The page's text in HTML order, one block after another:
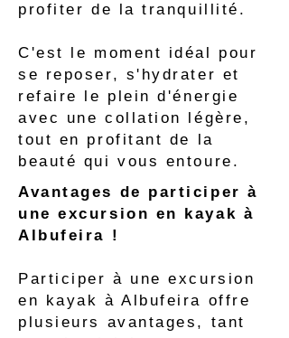
profiter de la tranquillité.
C'est le moment idéal pour
se reposer, s'hydrater et
refaire le plein d'énergie
avec une collation légère,
tout en profitant de la
beauté qui vous entoure.
Avantages de participer à
une excursion en kayak à
Albufeira !
Participer à une excursion
en kayak à Albufeira offre
plusieurs avantages, tant